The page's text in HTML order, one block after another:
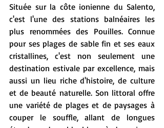
Située sur la côte ionienne du Salento,
c'est l'une des stations balnéaires les
plus renommées des Pouilles. Connue
pour ses plages de sable fin et ses eaux
cristallines, c'est non seulement une
destination estivale par excellence, mais
aussi un lieu riche d'histoire, de culture
et de beauté naturelle. Son littoral offre
une variété de plages et de paysages à
couper le souffle, allant de longues